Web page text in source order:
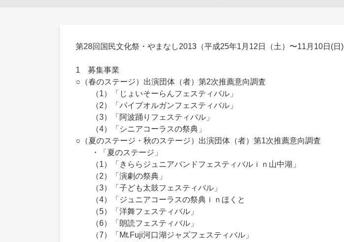
第28回国民文化祭・やまなし2013（平成25年1月12日（土）〜11月10日(日)
1 募集事業
○（春のステージ）出演団体（者）第2次推薦意向調査
（1）「じょいそーらんフェスティバル」
（2）「パイプオルガンフェスティバル」
（3）「阿波踊りフェスティバル」
（4）「シニアコーラスの祭典」
○（夏のステージ・秋のステージ）出演団体（者）第1次推薦意向調査
・「夏のステージ」
（1）「きららジュニアバンドフェスティバルｉｎ山中湖」
（2）「演劇の祭典」
（3）「子ども太鼓フェスティバル」
（4）「ジュニアコーラスの祭典ｉｎほくと
（5）「洋舞フェスティバル」
（6）「朗読フェスティバル」
（7）「Mt.Fuji河口湖ジャズフェスティバル」